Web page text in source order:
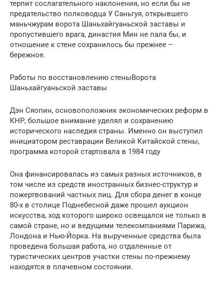
терпит сослагательного наклонения, но если бы не
предательство полководца У Саньгуя, открывшего
маньчжурам ворота Шаньхайгуаньской заставы и
пропустившего врага, династия Мин не пала бы, и
отношение к стене сохранилось бы прежнее –
бережное.
Работы по восстановлению стеныВорота
Шаньхайгуаньской заставы
Дэн Сяопин, основоположник экономических реформ в
КНР, большое внимание уделял и сохранению
исторического наследия страны. Именно он выступил
инициатором реставрации Великой Китайской стены,
программа которой стартовала в 1984 году
Она финансировалась из самых разных источников, в
том числе из средств иностранных бизнес-структур и
пожертвований частных лиц. Для сбора денег в конце
80-х в столице Поднебесной даже прошел аукцион
искусства, ход которого широко освещался не только в
самой стране, но и ведущими телекомпаниями Парижа,
Лондона и Нью-Йорка. На вырученные средства была
проведена большая работа, но отдаленные от
туристических центров участки стены по-прежнему
находятся в плачевном состоянии.